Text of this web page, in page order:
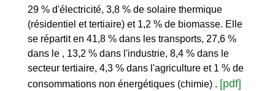
29 % d'électricité, 3,8 % de solaire thermique
(résidentiel et tertiaire) et 1,2 % de biomasse. Elle
se répartit en 41,8 % dans les transports, 27,6 %
dans le , 13,2 % dans l'industrie, 8,4 % dans le
secteur tertiaire, 4,3 % dans l'agriculture et 1 % de
consommations non énergétiques (chimie) . [pdf]